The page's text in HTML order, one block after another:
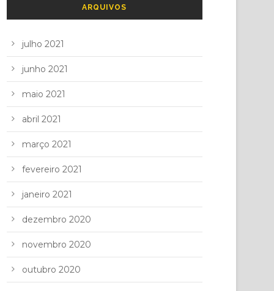
ARQUIVOS
julho 2021
junho 2021
maio 2021
abril 2021
março 2021
fevereiro 2021
janeiro 2021
dezembro 2020
novembro 2020
outubro 2020